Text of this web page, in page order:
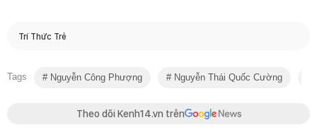
Trí Thức Trẻ
Tags Nguyễn Công Phượng Nguyễn Thái Quốc Cường
Theo dõi Kenh14.vn trên